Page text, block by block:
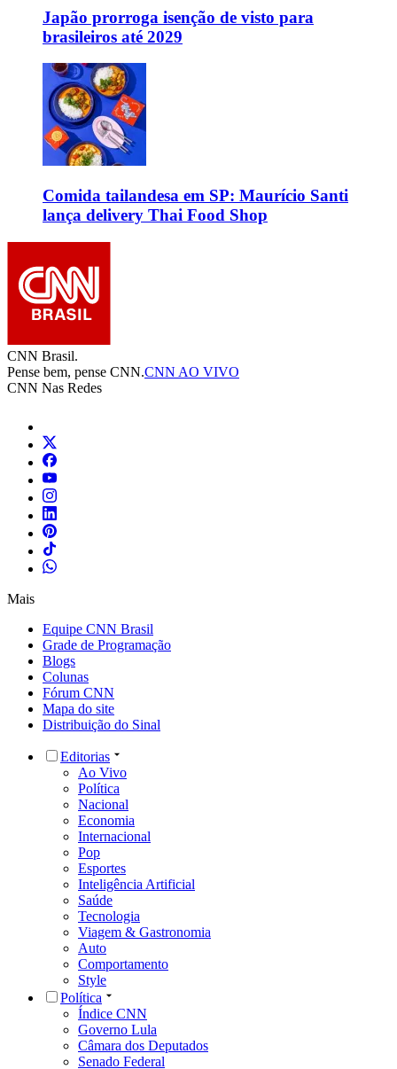
Japão prorroga isenção de visto para
brasileiros até 2029
Comida tailandesa em SP: Maurício Santi
lança delivery Thai Food Shop
CNN Brasil.
Pense bem, pense CNN.CNN AO VIVO
CNN Nas Redes
Mais
Equipe CNN Brasil
Grade de Programação
Blogs
Colunas
Fórum CNN
Mapa do site
Distribuição do Sinal
Editorias
Ao Vivo
Política
Nacional
Economia
Internacional
Pop
Esportes
Inteligência Artificial
Saúde
Tecnologia
Viagem & Gastronomia
Auto
Comportamento
Style
Política
Índice CNN
Governo Lula
Câmara dos Deputados
Senado Federal